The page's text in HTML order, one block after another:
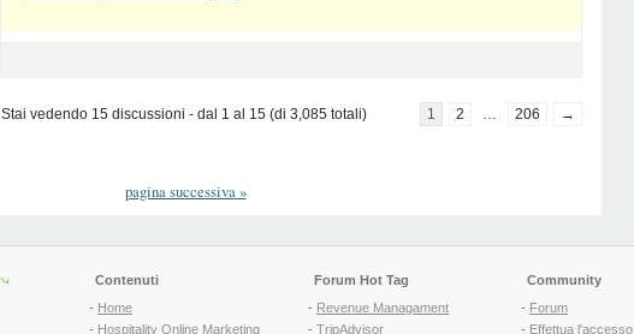
Stai vedendo 15 discussioni - dal 1 al 15 (di 3,085 totali) 1 2 … 206 →
pagina successiva»
Contenuti
- Home
- Hospitality Online Marketing
Forum Hot Tag
- Revenue Managament
- TripAdvisor
Community
- Forum
- Effettua l'accesso